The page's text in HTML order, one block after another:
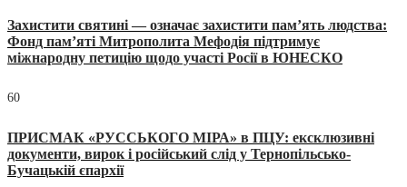
Захистити святині — означає захистити пам’ять людства:
Фонд пам’яті Митрополита Мефодія підтримує
міжнародну петицію щодо участі Росії в ЮНЕСКО
60
ПРИСМАК «РУССЬКОГО МІРА» в ПЦУ: ексклюзивні
документи, вирок і російський слід у Тернопільсько-
Бучацькій єпархії